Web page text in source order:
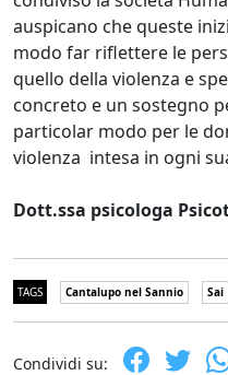
auspicano che queste
modo far riflettere le
quello della violenza e
concreto e un sostegno
particolar modo per le
violenza intesa in ogni
Dott.ssa psicologa
TAGS Cantalupo nel Sannio Sai
Condividi su: